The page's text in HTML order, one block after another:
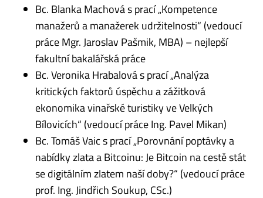
Bc. Blanka Machová s prací „Kompetence
manažerů a manažerek udržitelnosti“ (vedoucí
práce Mgr. Jaroslav Pašmik, MBA) – nejlepší
fakultní bakalářská práce
Bc. Veronika Hrabalová s prací „Analýza
kritických faktorů úspěchu a zážitková
ekonomika vinařské turistiky ve Velkých
Bílovicích“ (vedoucí práce Ing. Pavel Mikan)
Bc. Tomáš Vaic s prací „Porovnání poptávky a
nabídky zlata a Bitcoinu: Je Bitcoin na cestě stát
se digitálním zlatem naší doby?“ (vedoucí práce
prof. Ing. Jindřich Soukup, CSc.)